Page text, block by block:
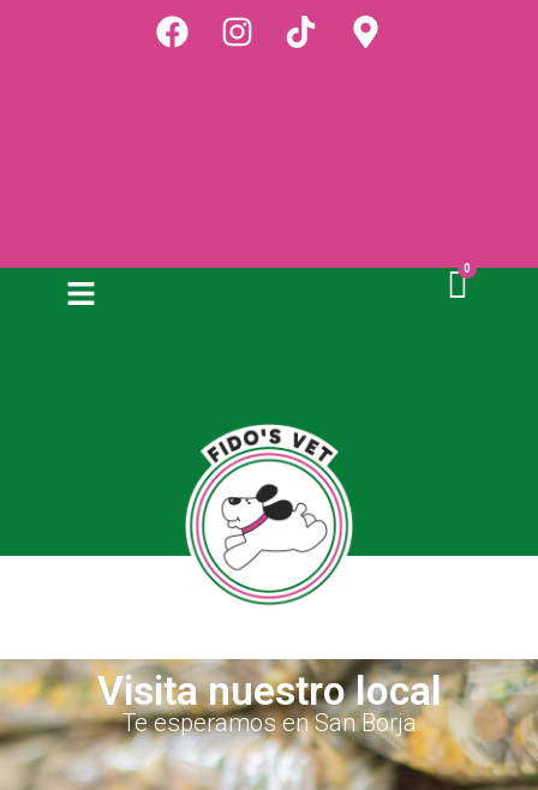
Visita nuestro local
Te esperamos en San Borja